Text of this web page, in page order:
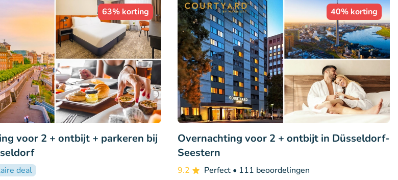
63% korting
voor 2 + ontbijt + parkeren bij
deal
40% korting
Overnachting voor 2 + ontbijt in Düsseldorf-
Seestern
9.2 Perfect • 111 beoordelingen